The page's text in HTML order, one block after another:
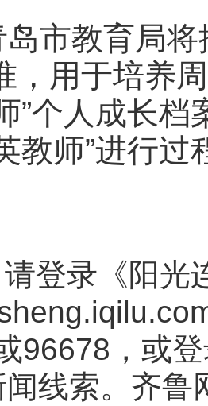
市教育局将
，用于培养
”个人成长
教师”进行
登录《阳光
96678，或
闻线索。齐鲁